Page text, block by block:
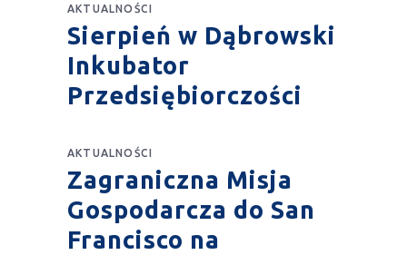
AKTUALNOŚCI
Sierpień w Dąbrowski
Inkubator
Przedsiębiorczości
AKTUALNOŚCI
Zagraniczna Misja
Gospodarcza do San
Francisco na